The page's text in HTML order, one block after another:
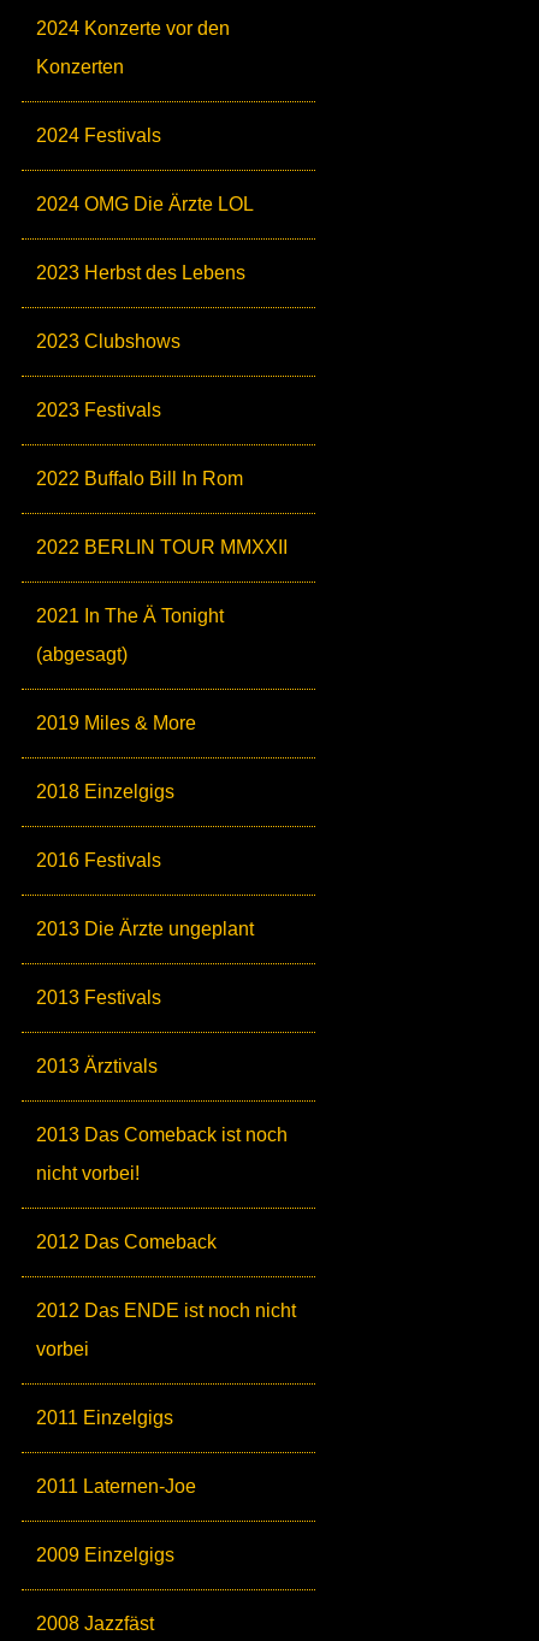
2024 Konzerte vor den
Konzerten
2024 Festivals
2024 OMG Die Ärzte LOL
2023 Herbst des Lebens
2023 Clubshows
2023 Festivals
2022 Buffalo Bill In Rom
2022 BERLIN TOUR MMXXII
2021 In The Ä Tonight
(abgesagt)
2019 Miles & More
2018 Einzelgigs
2016 Festivals
2013 Die Ärzte ungeplant
2013 Festivals
2013 Ärztivals
2013 Das Comeback ist noch
nicht vorbei!
2012 Das Comeback
2012 Das ENDE ist noch nicht
vorbei
2011 Einzelgigs
2011 Laternen-Joe
2009 Einzelgigs
2008 Jazzfäst